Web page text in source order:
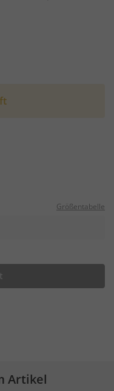
Größentabelle
Artikel